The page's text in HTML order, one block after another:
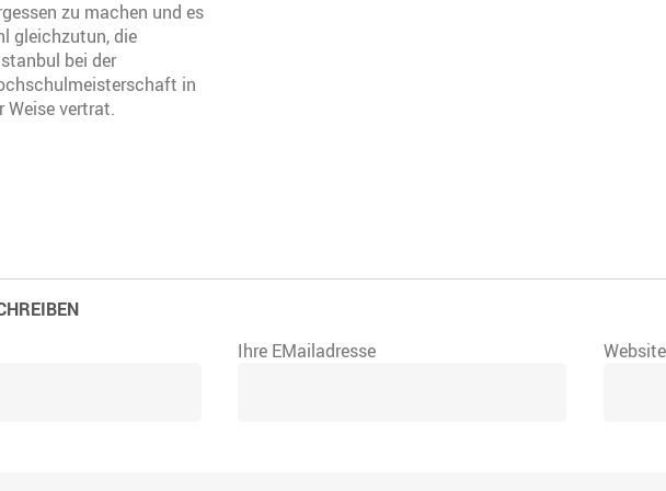
zu machen und es
gleichzutun, die
bei der
in
Weise vertrat.
Ihre EMailadresse